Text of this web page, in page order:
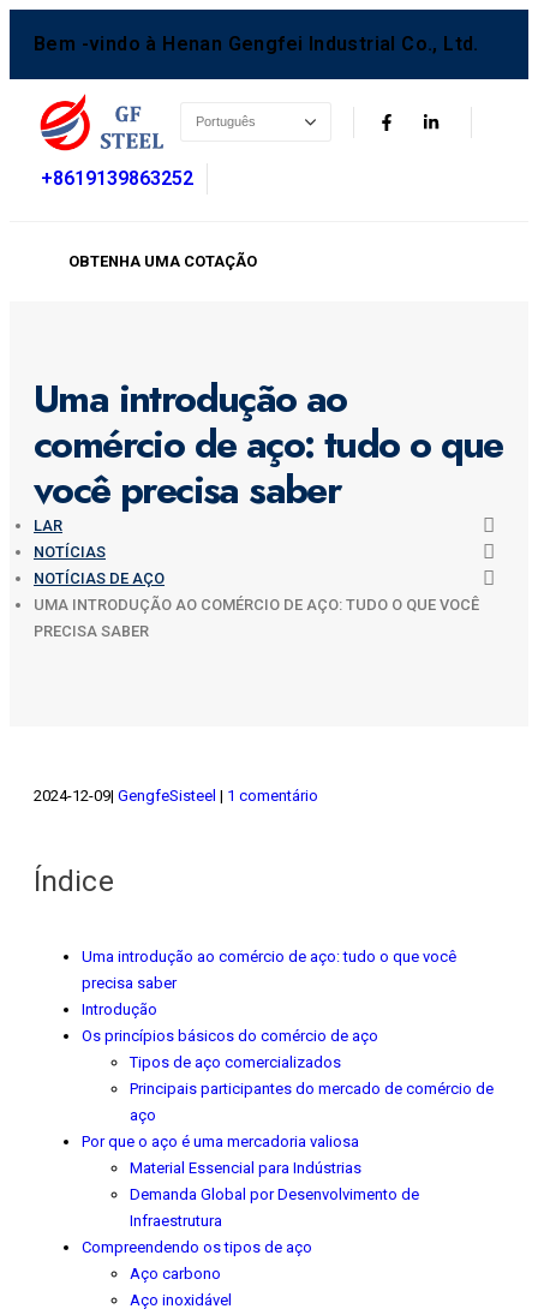
Bem -vindo à Henan Gengfei Industrial Co., Ltd.
+8619139863252
OBTENHA UMA COTAÇÃO
Uma introdução ao
comércio de aço: tudo o que
você precisa saber
LAR
NOTÍCIAS
NOTÍCIAS DE AÇO
UMA INTRODUÇÃO AO COMÉRCIO DE AÇO: TUDO O QUE VOCÊ
PRECISA SABER
2024-12-09 GengfeSisteel 1 comentário
Índice
Uma introdução ao comércio de aço: tudo o que você
precisa saber
Introdução
Os princípios básicos do comércio de aço
Tipos de aço comercializados
Principais participantes do mercado de comércio de
aço
Por que o aço é uma mercadoria valiosa
Material Essencial para Indústrias
Demanda Global por Desenvolvimento de
Infraestrutura
Compreendendo os tipos de aço
Aço carbono
Aço inoxidável